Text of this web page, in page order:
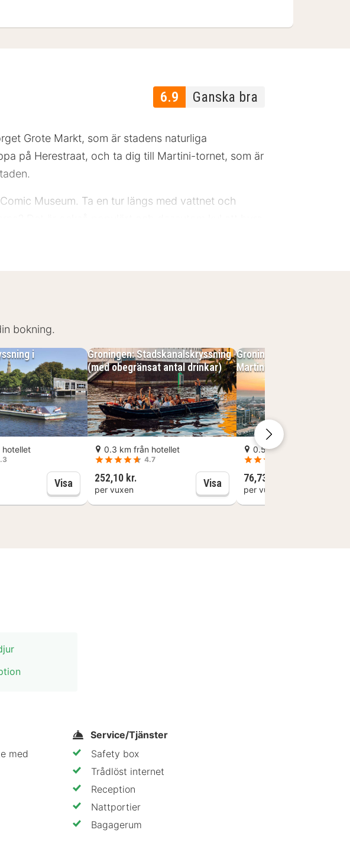
6.9 Ganska bra
Grote Markt, som är stadens naturliga
på Herestraat, och ta dig till Martini-tornet, som är
Museum. Ta en tur längs med vattnet och
Det är också populärt och dessutom kul att hyra
Rummen är utrustade med TV, safety box,
Det finns även toalett i korridoren.
bokning.
i
Visa Groningen: Kryssning i stadskanalen
Groningen: Stadskanalskryssning
(med obegränsat antal drinkar)
0.3 km från hotellet
4.7
252,10 kr.
per vuxen
Visa Groningen:
Groningen: Klättra upp på
Martinitornet
0.5 km från hotellet
76,73 kr.
per vuxen
Service/Tjänster
Safety box
Trådlöst internet
Reception
Nattportier
Bagagerum